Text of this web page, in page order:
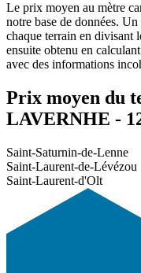
Le prix moyen au mètre
notre base de données.
chaque terrain en divisant
ensuite obtenu en
avec des informations
Prix moyen du
LAVERNHE -
Saint-Saturnin-de-Lenne
Saint-Laurent-de-Lévézou
Saint-Laurent-d'Olt